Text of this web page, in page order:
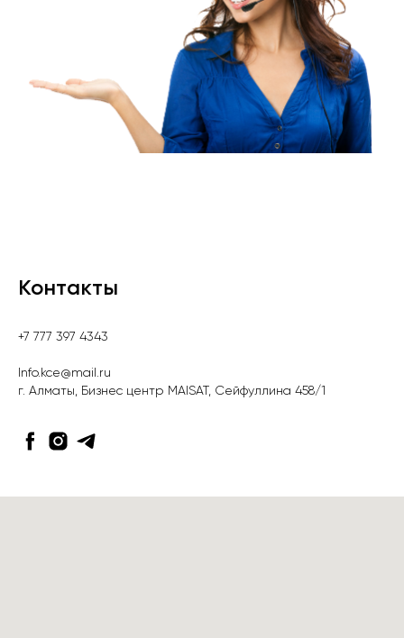
Контакты
+7 777 397 4343
Info.kce@mail.ru
г. Алматы, Бизнес центр MAISAT, Сейфуллина 458/1